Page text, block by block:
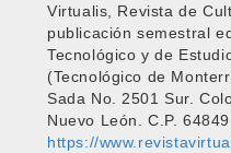
Virtualis, Revista de
publicación semestral
Tecnológico y de
(Tecnológico de
Sada No. 2501 Sur.
Nuevo León. C.P. 64849
https://